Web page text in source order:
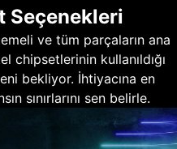
Seçenekleri
ve tüm parçaların ana
chipsetlerinin kullanıldığı
bekliyor. İhtiyacına en
sınırlarını sen belirle.